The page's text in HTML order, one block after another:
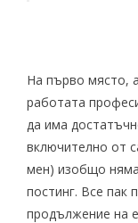
На първо място,
работата
да има
включително от
мен) изобщо
постинг. Все пак
продължение на